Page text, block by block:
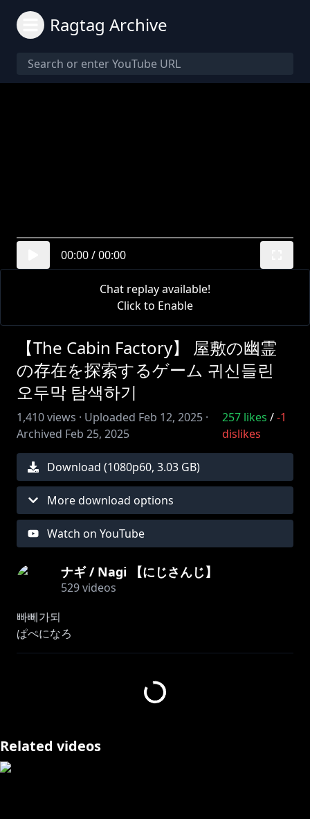
Ragtag Archive
00:00/00:00
Chat replay available!
Click to Enable
【The Cabin Factory】 屋敷の幽霊
の存在を探索するゲーム 귀신들린
오두막 탐색하기
1,410views · Uploaded Feb 12, 2025 ·
Archived Feb 25, 2025
257 likes / -1
dislikes
Download (1080p60, 3.03 GB)
More download options
Watch on YouTube
ナギ / Nagi 【にじさんじ】
529videos
빠뻬가되
https://shop.nijisanji.jp/s/niji/item/detail/SSZS-
ナギオリジナルグッズ発売！！
74078849
Related videos